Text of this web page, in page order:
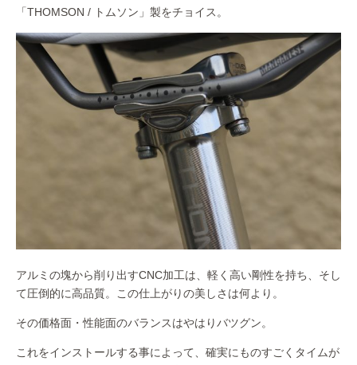
「THOMSON / トムソン」製をチョイス。
アルミの塊から削り出すCNC加工は、軽く高い剛性を持ち、そし
て圧倒的に高品質。この仕上がりの美しさは何より。
その価格面・性能面のバランスはやはりバツグン。
これをインストールする事によって、確実にものすごくタイムが